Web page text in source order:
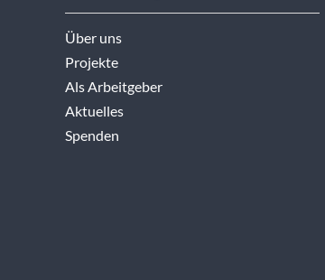
Über uns
Projekte
Als Arbeitgeber
Aktuelles
Spenden